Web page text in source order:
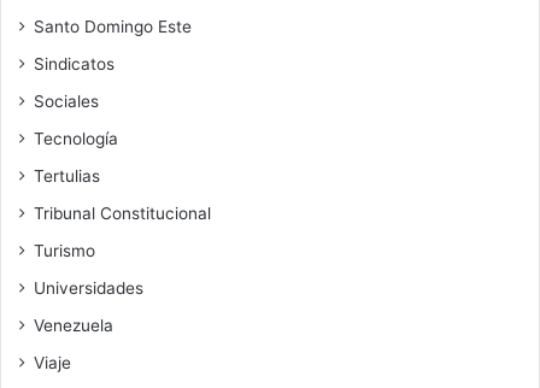
Santo Domingo Este
Sindicatos
Sociales
Tecnología
Tertulias
Tribunal Constitucional
Turismo
Universidades
Venezuela
Viaje